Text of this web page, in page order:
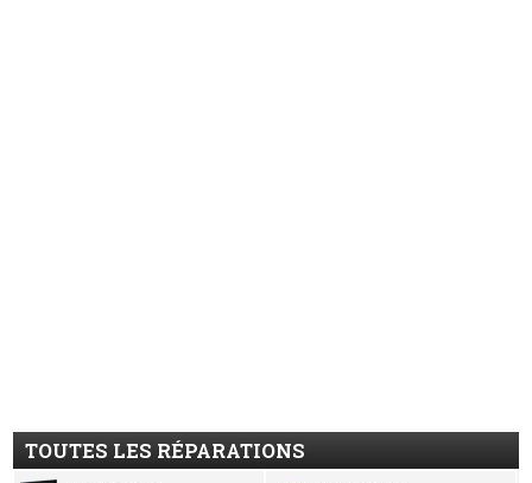
TOUTES LES RÉPARATIONS